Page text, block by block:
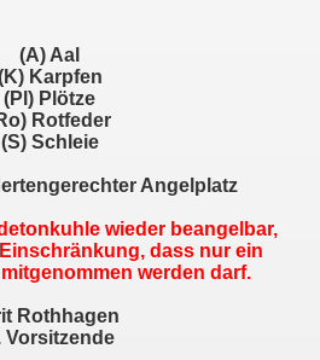
(A) Aal
Karpfen
(Pl) Plötze
Rotfeder
(S) Schleie
Angelplatz
wieder beangelbar,
dass nur ein
werden darf.
Rothhagen
Vorsitzende